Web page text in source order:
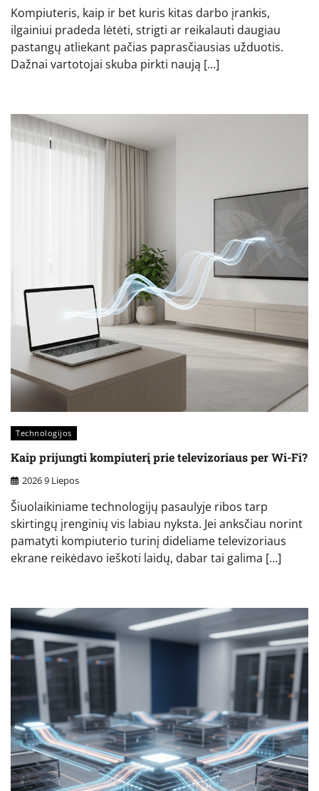
Kompiuteris, kaip ir bet kuris kitas darbo įrankis,
ilgainiui pradeda lėtėti, strigti ar reikalauti daugiau
pastangų atliekant pačias paprasčiausias užduotis.
Dažnai vartotojai skuba pirkti naują […]
Technologijos
Kaip prijungti kompiuterį prie televizoriaus per Wi-Fi?
2026 9 Liepos
Šiuolaikiniame technologijų pasaulyje ribos tarp
skirtingų įrenginių vis labiau nyksta. Jei anksčiau norint
pamatyti kompiuterio turinį dideliame televizoriaus
ekrane reikėdavo ieškoti laidų, dabar tai galima […]